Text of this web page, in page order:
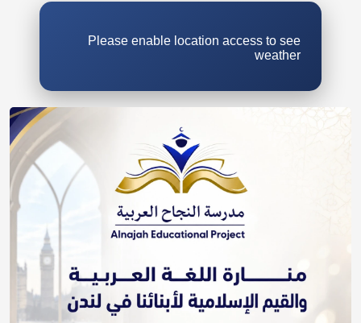
Please enable location access to see
weather